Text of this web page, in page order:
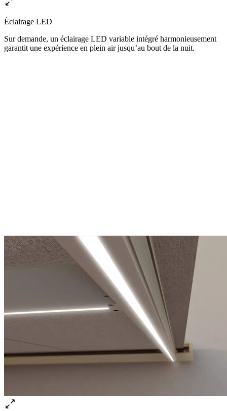
Éclairage LED
Sur demande, un éclairage LED variable intégré harmonieusement
garantit une expérience en plein air jusqu’au bout de la nuit.